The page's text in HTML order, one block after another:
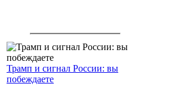
Трамп и сигнал России: вы
побеждаете